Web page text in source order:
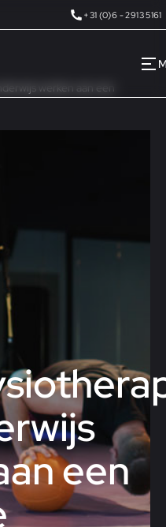
+31 (0)6 - 2913 5161
werken aan een
een